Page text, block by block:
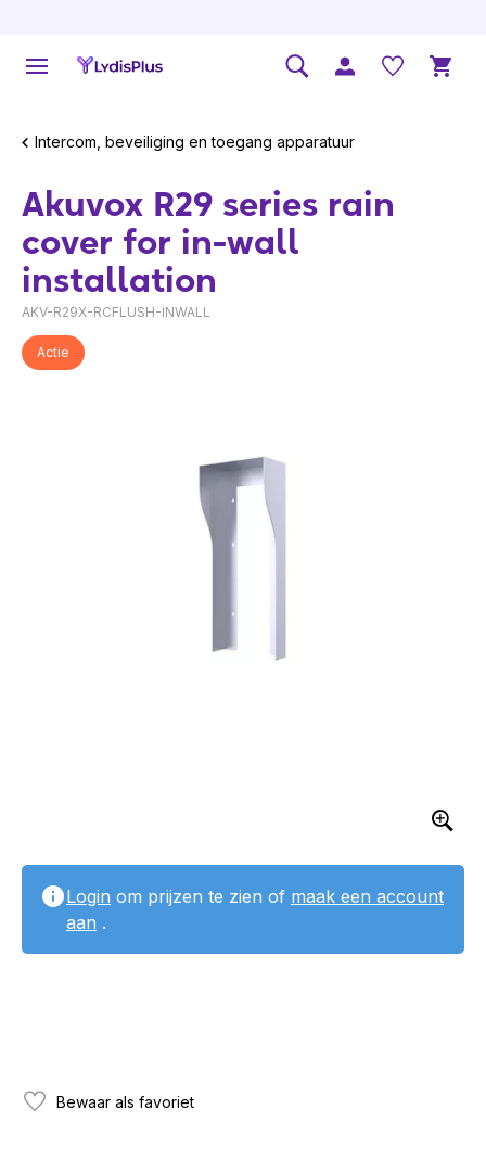
Intercom, beveiliging en toegang apparatuur
Akuvox R29 series rain
cover for in-wall
installation
AKV-R29X-RCFLUSH-INWALL
Actie
Login om prijzen te zien of maak een account
aan .
Bewaar als favoriet